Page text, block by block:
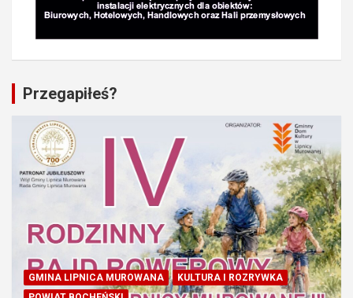
Przegapiłeś?
GMINA LIPNICA MUROWANA
KULTURA I ROZRYWKA